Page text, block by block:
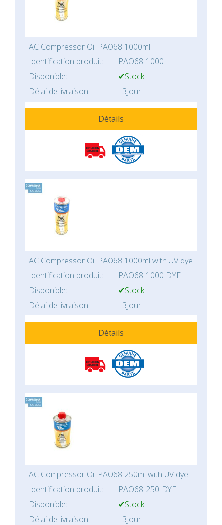
AC Compressor Oil PAO68 1000ml
Identification produit:
PAO68-1000
Disponible:
✔Stock
Délai de livraison:
3Jour
Détails
AC Compressor Oil PAO68 1000ml with UV dye
Identification produit:
PAO68-1000-DYE
Disponible:
✔Stock
Délai de livraison:
3Jour
Détails
AC Compressor Oil PAO68 250ml with UV dye
Identification produit:
PAO68-250-DYE
Disponible:
✔Stock
Délai de livraison:
3Jour